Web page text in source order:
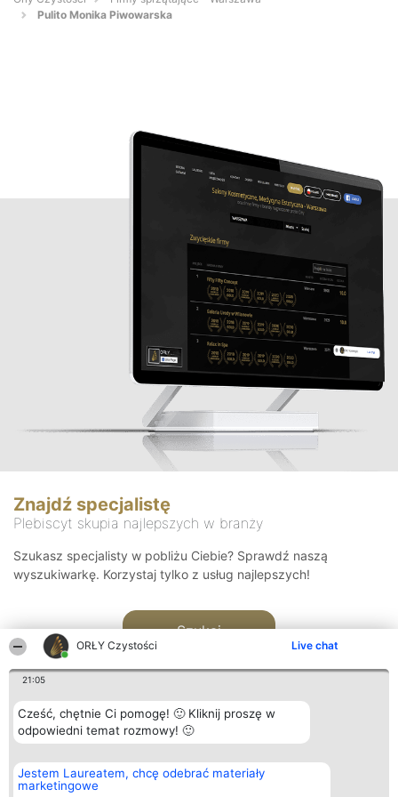
ORŁY Czystości Live chat
21:05
Cześć, chętnie Ci pomogę! 🙂 Kliknij proszę w
odpowiedni temat rozmowy! 🙂
Jestem Laureatem, chcę odebrać materiały
marketingowe
Pulito Monika Piwowarska
Znajdź specjalistę
Plebiscyt skupia najlepszych w branży
Szukasz specjalisty w pobliżu Ciebie? Sprawdź naszą
wyszukiwarkę. Korzystaj tylko z usług najlepszych!
Szukaj
Organizator plebiscytu
Bright Side Solutions sp. z o.
o. sp. k.
Plebiscyt
Laureaci
Kontakt
Kontakt